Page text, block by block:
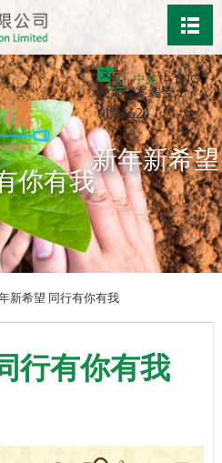
稅局檔案編號：
91/16624
中文 ENG
新年新希望
你有我
新希望 同行有你有我
行有你有我